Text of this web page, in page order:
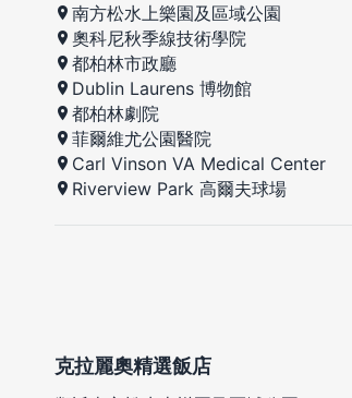
南方松水上樂園及區域公園
奧科尼秋季線技術學院
都柏林市政廳
Dublin Laurens 博物館
都柏林劇院
菲爾維尤公園醫院
Carl Vinson VA Medical Center
Riverview Park 高爾夫球場
克拉麗奧精選飯店